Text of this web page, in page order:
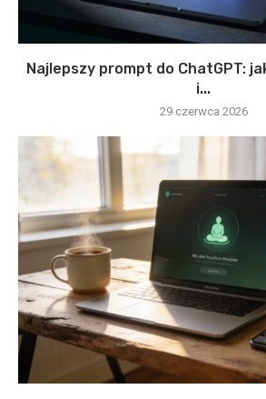
Najlepszy prompt do ChatGPT:
i...
29 czerwca 2026